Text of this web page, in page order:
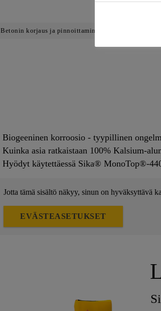
Betonin korjaus ja pinnoittaminen
Biogeeninen korroosio - tyypillinen
Kuinka asia ratkaistaan 100% Kalsium-
Hyödyt käytettäessä Sika® MonoTop®-
Jotta tämä sisältö näkyy, sinun on hyväksyttävä
EVÄSTEASETUKSET